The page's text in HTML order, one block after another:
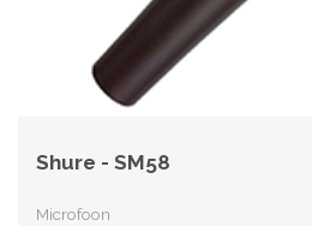
Shure - SM58
Microfoon